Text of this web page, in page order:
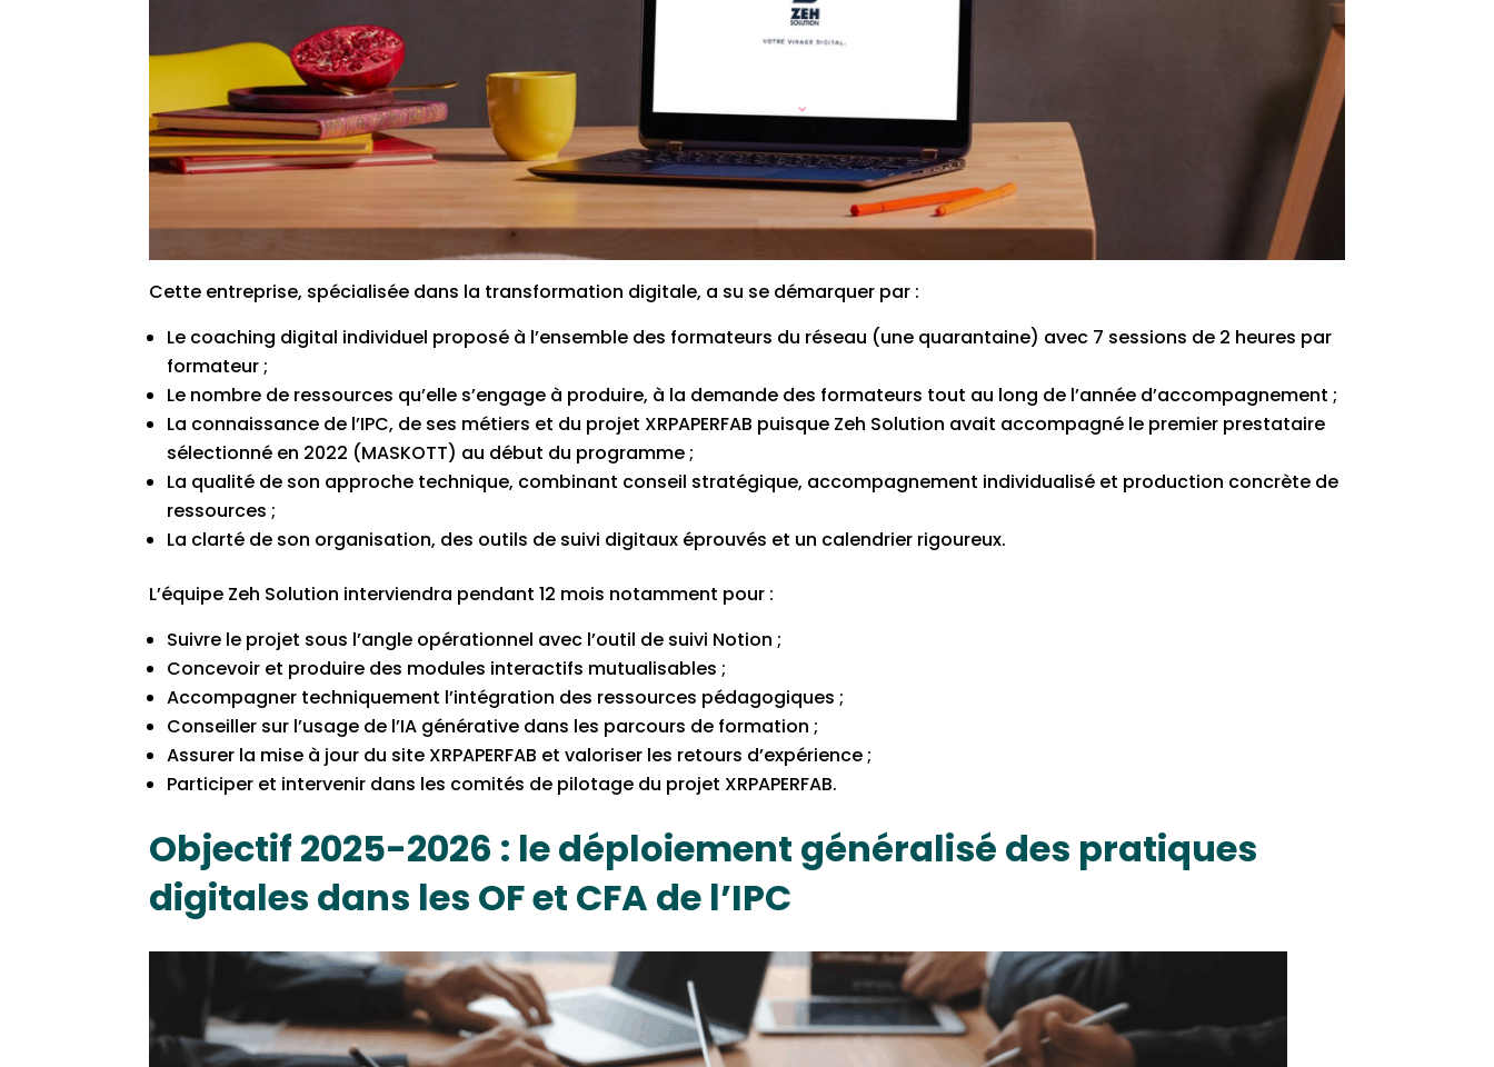
Cette entreprise, spécialisée dans la transformation digitale, a su se démarquer par :
Le coaching digital individuel proposé à l’ensemble des formateurs du réseau (une quarantaine) avec 7 sessions de 2 heures par
formateur ;
Le nombre de ressources qu’elle s’engage à produire, à la demande des formateurs tout au long de l’année d’accompagnement ;
La connaissance de l’IPC, de ses métiers et du projet XRPAPERFAB puisque Zeh Solution avait accompagné le premier prestataire
sélectionné en 2022 (MASKOTT) au début du programme ;
La qualité de son approche technique, combinant conseil stratégique, accompagnement individualisé et production concrète de
ressources ;
La clarté de son organisation, des outils de suivi digitaux éprouvés et un calendrier rigoureux.
L’équipe Zeh Solution interviendra pendant 12 mois notamment pour :
Suivre le projet sous l’angle opérationnel avec l’outil de suivi Notion ;
Concevoir et produire des modules interactifs mutualisables ;
Accompagner techniquement l’intégration des ressources pédagogiques ;
Conseiller sur l’usage de l’IA générative dans les parcours de formation ;
Assurer la mise à jour du site XRPAPERFAB et valoriser les retours d’expérience ;
Participer et intervenir dans les comités de pilotage du projet XRPAPERFAB.
Objectif 2025-2026 : le déploiement généralisé des pratiques
digitales dans les OF et CFA de l’IPC